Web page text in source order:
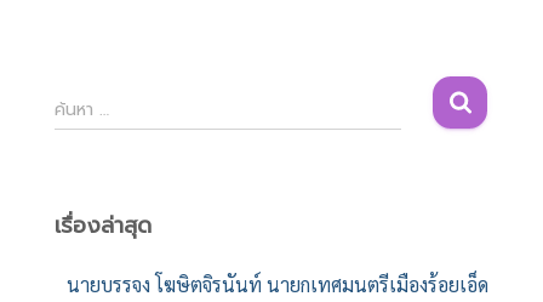
ค้
น
สำ
ค้นหา …
เรื่องล่าสุด
นายบรรจง โฆษิตจิรนันท์ นายกเทศมนตรีเมืองร้อยเอ็ด